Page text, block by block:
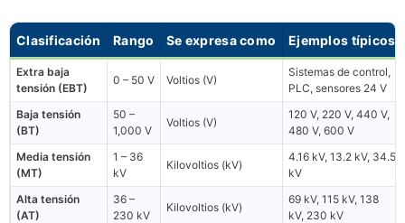
Clasificación Rango Se expresa como Ejemplos típicos
Extra baja
tensión (EBT)
0 – 50 V Voltios (V)
Sistemas de control,
PLC, sensores 24 V
Baja tensión
(BT)
50 –
1,000 V
Voltios (V)
120 V, 220 V, 440 V,
480 V, 600 V
Media tensión
(MT)
1 – 36
kV
Kilovoltios (kV)
4.16 kV, 13.2 kV, 34.5
kV
Alta tensión
(AT)
36 –
230 kV
Kilovoltios (kV)
69 kV, 115 kV, 138
kV, 230 kV